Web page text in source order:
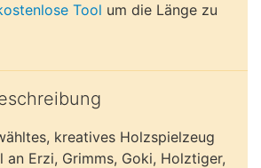
Tool um die Länge zu
kreatives Holzspielzeug
an Erzi, Grimms, Goki, Holztiger,